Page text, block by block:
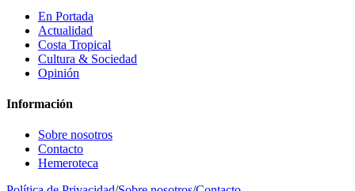
En Portada
Actualidad
Costa Tropical
Cultura & Sociedad
Opinión
Información
Sobre nosotros
Contacto
Hemeroteca